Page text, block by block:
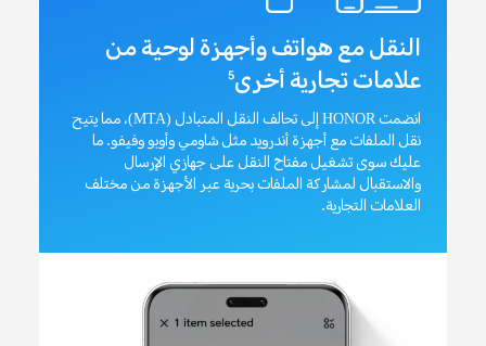
النقل مع هواتف وأجهزة لوحية من
علامات تجارية أخرى5
انضمت HONOR إلى تحالف النقل المتبادل (MTA)، مما يتيح
نقل الملفات مع أجهزة أندرويد مثل شاومي وأوبو وفيفو. ما
عليك سوى تشغيل مفتاح النقل على جهازي الإرسال
والاستقبال لمشاركة الملفات بحرية عبر الأجهزة من مختلف
العلامات التجارية.